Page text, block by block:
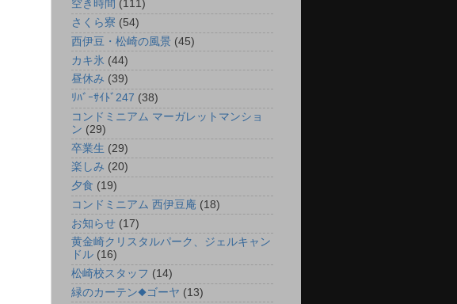
空き時間 (111)
さくら寮 (54)
西伊豆・松崎の風景 (45)
カキ氷 (44)
昼休み (39)
ﾘﾊﾞｰｻｲﾄﾞ247 (38)
コンドミニアム マーガレットマンショ
ン (29)
卒業生 (29)
楽しみ (20)
夕食 (19)
コンドミニアム 西伊豆庵 (18)
お知らせ (17)
黄金崎クリスタルパーク、ジェルキャン
ドル (16)
松崎校スタッフ (14)
緑のカーテン◆ゴーヤ (13)